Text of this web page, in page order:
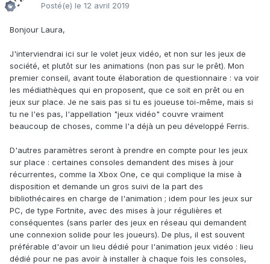
Posté(e) le 12 avril 2019
Bonjour Laura,
J'interviendrai ici sur le volet jeux vidéo, et non sur les jeux de
société, et plutôt sur les animations (non pas sur le prêt). Mon
premier conseil, avant toute élaboration de questionnaire : va voir
les médiathèques qui en proposent, que ce soit en prêt ou en
jeux sur place. Je ne sais pas si tu es joueuse toi-même, mais si
tu ne l'es pas, l'appellation "jeux vidéo" couvre vraiment
beaucoup de choses, comme l'a déjà un peu développé Ferris.
D'autres paramètres seront à prendre en compte pour les jeux
sur place : certaines consoles demandent des mises à jour
récurrentes, comme la Xbox One, ce qui complique la mise à
disposition et demande un gros suivi de la part des
bibliothécaires en charge de l'animation ; idem pour les jeux sur
PC, de type Fortnite, avec des mises à jour régulières et
conséquentes (sans parler des jeux en réseau qui demandent
une connexion solide pour les joueurs). De plus, il est souvent
préférable d'avoir un lieu dédié pour l'animation jeux vidéo : lieu
dédié pour ne pas avoir à installer à chaque fois les consoles,